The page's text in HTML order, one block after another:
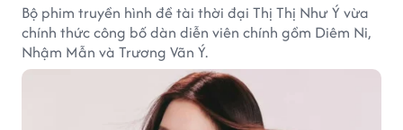
Bộ phim truyền hình đề tài thời đại Thị Thị Như Ý vừa
chính thức công bố dàn diễn viên chính gồm Diêm Ni,
Nhậm Mẫn và Trương Vãn Ý.